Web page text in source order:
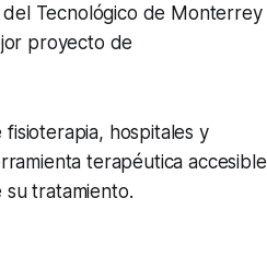
Tecnológico de Monterrey
proyecto de
fisioterapia, hospitales y
terapéutica accesible
tratamiento.